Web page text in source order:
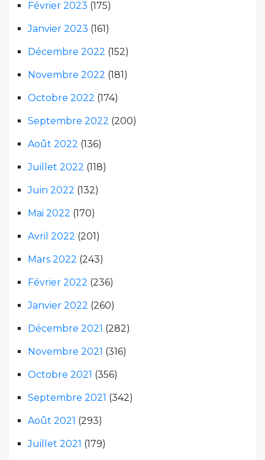
Février 2023 (175)
Janvier 2023 (161)
Décembre 2022 (152)
Novembre 2022 (181)
Octobre 2022 (174)
Septembre 2022 (200)
Août 2022 (136)
Juillet 2022 (118)
Juin 2022 (132)
Mai 2022 (170)
Avril 2022 (201)
Mars 2022 (243)
Février 2022 (236)
Janvier 2022 (260)
Décembre 2021 (282)
Novembre 2021 (316)
Octobre 2021 (356)
Septembre 2021 (342)
Août 2021 (293)
Juillet 2021 (179)